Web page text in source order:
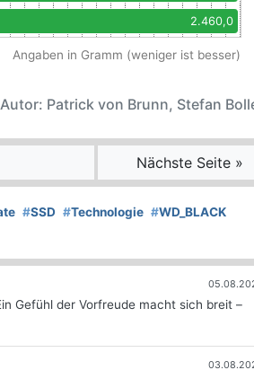
2.460,0
Angaben in Gramm (weniger ist besser)
Autor: Patrick von Brunn, Stefan
Nächste Seite »
#SSD #Technologie #WD_BLACK
Gefühl der Vorfreude macht sich breit –